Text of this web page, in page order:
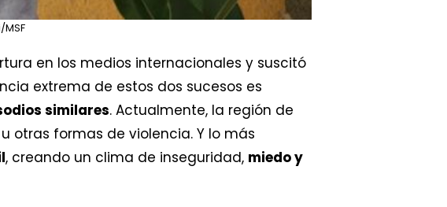
en los medios internacionales y suscitó
extrema de estos dos sucesos es
similares. Actualmente, la región de
otras formas de violencia. Y lo más
, creando un clima de inseguridad, miedo y